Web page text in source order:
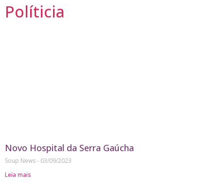
Políticia
Novo Hospital da Serra Gaúcha
Soup News
03/09/2023
Leia mais